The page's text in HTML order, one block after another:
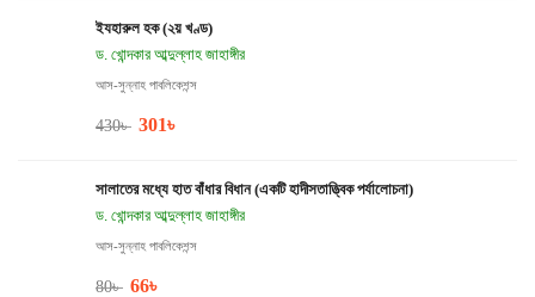
ইযহারুল হক (২য় খণ্ড)
ড. খোন্দকার আব্দুল্লাহ জাহাঙ্গীর
আস-সুন্নাহ পাবলিকেশন্স
430৳ 301৳
সালাতের মধ্যে হাত বাঁধার বিধান (একটি হাদীসতাত্ত্বিক পর্যালোচনা)
ড. খোন্দকার আব্দুল্লাহ জাহাঙ্গীর
আস-সুন্নাহ পাবলিকেশন্স
80৳ 66৳